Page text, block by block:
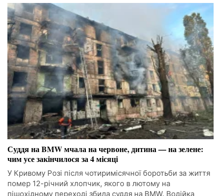
Суддя на BMW мчала на червоне, дитина — на зелене:
чим усе закінчилося за 4 місяці
У Кривому Розі після чотиримісячної боротьби за життя
помер 12-річний хлопчик, якого в лютому на
пішохідному переході збила суддя на BMW. Водійка